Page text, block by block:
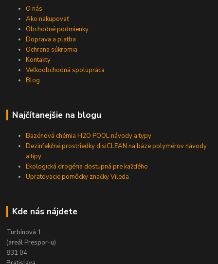
O nás
Ako nakupovať
Obchodné podmienky
Doprava a platba
Ochrana súkromia
Kontakty
Veľkoobchodná spolupráca
Blog
Najčítanejšie na blogu
Bazénová chémia H2O POOL návody a typy
Dezinfekčné prostriedky disiCLEAN na báze polymérov návody
a tipy
Ekologická drogéria dostupná pre každého
Upratovacie pomôcky značky Vileda
Kde nás nájdete
Turbínová 1
(areál Prespor-u)
831 04